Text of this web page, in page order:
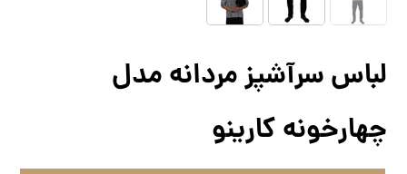
لباس سرآشپز مردانه مدل
چهارخونه کارینو